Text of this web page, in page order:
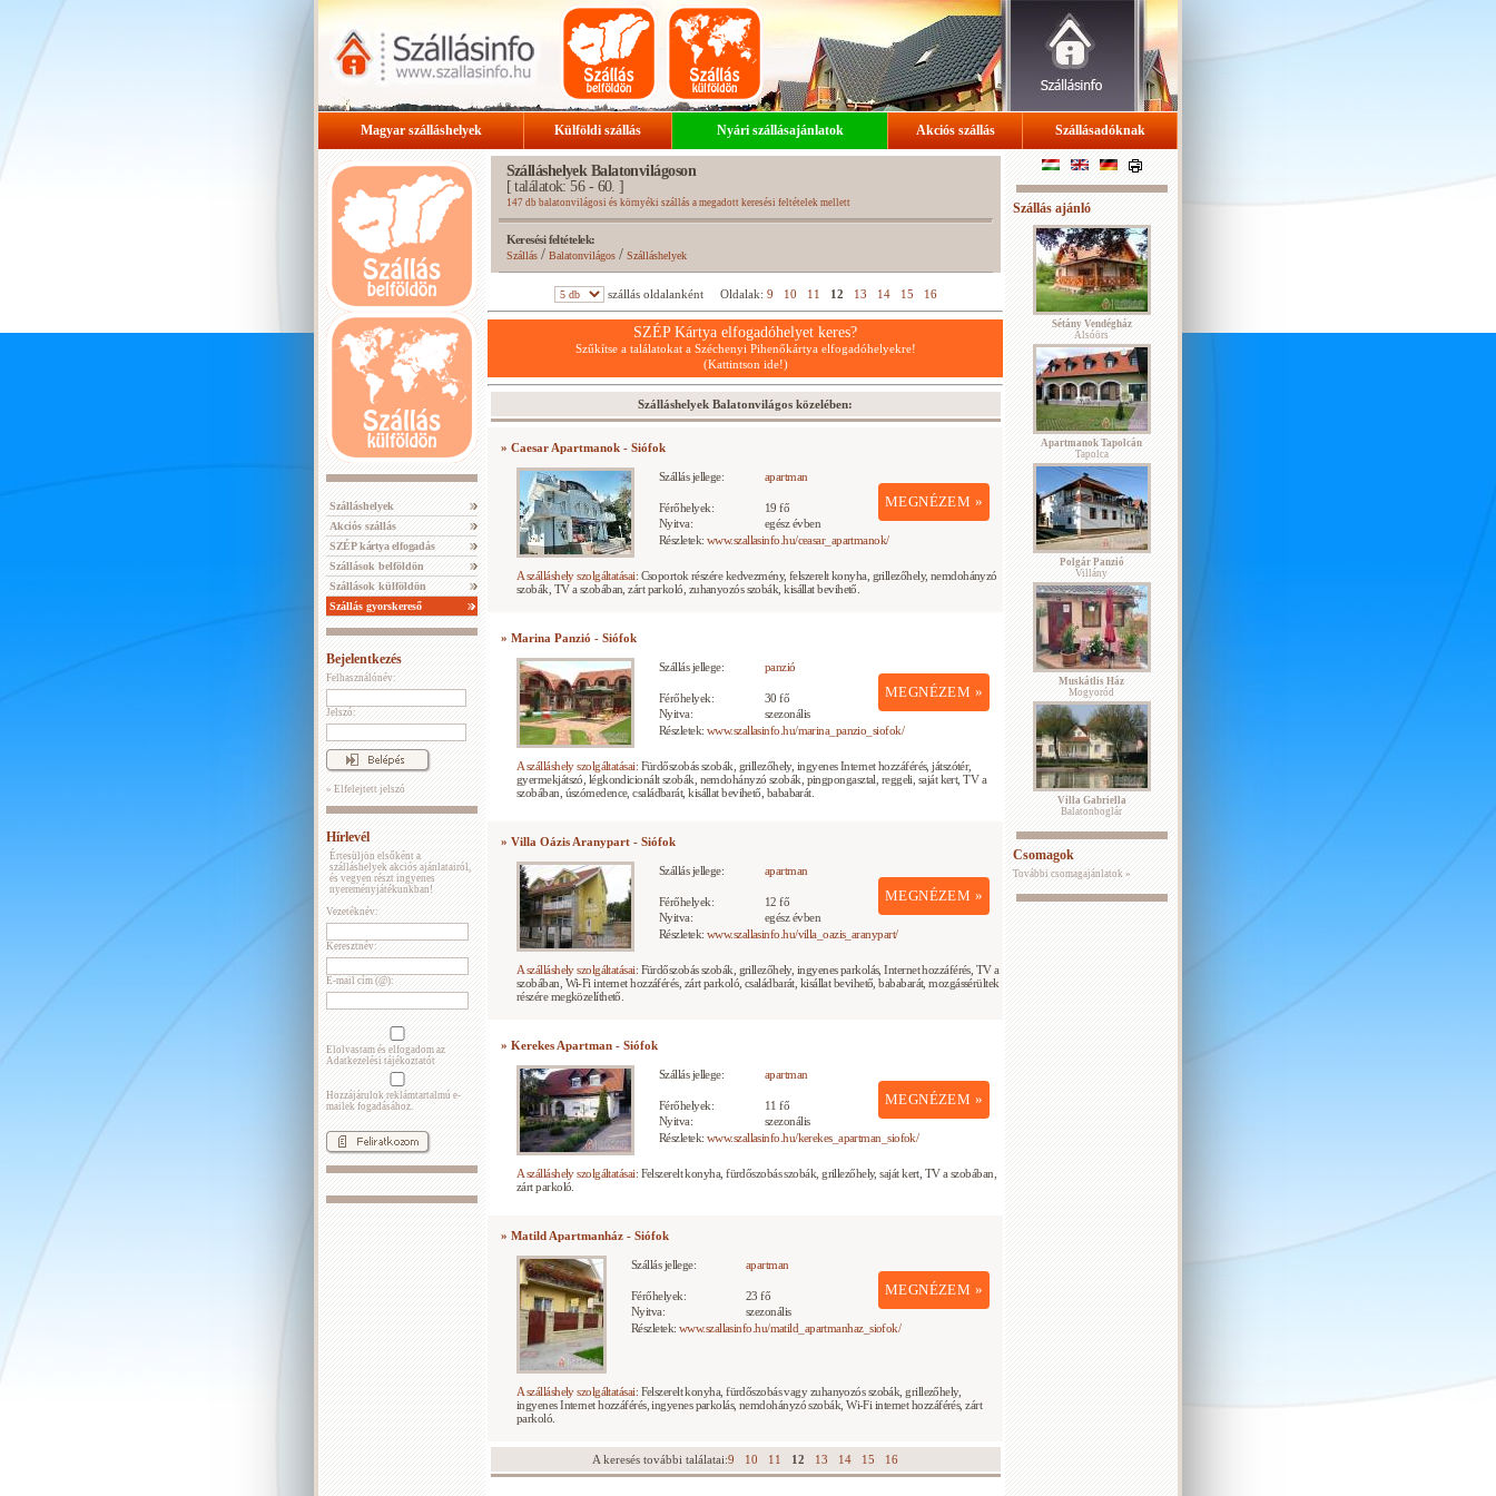
Magyar szálláshelyek Külföldi szállás Nyári szállásajánlatok Akciós szállás Szállásadóknak
Szálláshelyek
Akciós szállás
SZÉP kártya elfogadás
Szállások belföldön
Szállások külföldön
Szállás gyorskereső
Bejelentkezés
Felhasználónév:
Jelszó:
» Elfelejtett jelszó
Hírlevél
Értesüljön elsőként a
szálláshelyek akciós ajánlatairól,
és vegyen részt ingyenes
nyereményjátékunkban!
Vezetéknév:
Keresztnév:
E-mail cím (@):
Elolvastam és elfogadom az
Adatkezelési tájékoztatót
Hozzájárulok reklámtartalmú e-
mailek fogadásához.
Szálláshelyek Balatonvilágoson
[ találatok: 56 - 60. ]
147 db balatonvilágosi és környéki szállás a megadott keresési feltételek mellett
Keresési feltételek:
Szállás/ Balatonvilágos/Szálláshelyek
szállás oldalanként Oldalak: 9 10 11 12 13 14 15 16
SZÉP Kártya elfogadóhelyet keres?
Szűkítse a találatokat a Széchenyi Pihenőkártya elfogadóhelyekre!
(Kattintson ide!)
Szálláshelyek Balatonvilágos közelében:
» Caesar Apartmanok - Siófok
Szállás jellege: apartman
MEGNÉZEM »
Férőhelyek:
19 fő
Nyitva:
egész évben
Részletek: www.szallasinfo.hu/ceasar_apartmanok/
A szálláshely szolgáltatásai: Csoportok részére kedvezmény, felszerelt konyha, grillezőhely, nemdohányzó
szobák, TV a szobában, zárt parkoló, zuhanyozós szobák, kisállat bevihető.
» Marina Panzió - Siófok
Szállás jellege: panzió
MEGNÉZEM »
Férőhelyek:
30 fő
Nyitva:
szezonális
Részletek: www.szallasinfo.hu/marina_panzio_siofok/
A szálláshely szolgáltatásai: Fürdőszobás szobák, grillezőhely, ingyenes Internet hozzáférés, játszótér,
gyermekjátszó, légkondicionált szobák, nemdohányzó szobák, pingpongasztal, reggeli, saját kert, TV a
szobában, úszómedence, családbarát, kisállat bevihető, bababarát.
» Villa Oázis Aranypart - Siófok
Szállás jellege: apartman
MEGNÉZEM »
Férőhelyek:
12 fő
Nyitva:
egész évben
Részletek: www.szallasinfo.hu/villa_oazis_aranypart/
A szálláshely szolgáltatásai: Fürdőszobás szobák, grillezőhely, ingyenes parkolás, Internet hozzáférés, TV a
szobában, Wi-Fi internet hozzáférés, zárt parkoló, családbarát, kisállat bevihető, bababarát, mozgássérültek
részére megközelíthető.
» Kerekes Apartman - Siófok
Szállás jellege: apartman
MEGNÉZEM »
Férőhelyek:
11 fő
Nyitva:
szezonális
Részletek: www.szallasinfo.hu/kerekes_apartman_siofok/
A szálláshely szolgáltatásai: Felszerelt konyha, fürdőszobás szobák, grillezőhely, saját kert, TV a szobában,
zárt parkoló.
» Matild Apartmanház - Siófok
Szállás jellege: apartman
MEGNÉZEM »
Férőhelyek:
23 fő
Nyitva:
szezonális
Részletek: www.szallasinfo.hu/matild_apartmanhaz_siofok/
A szálláshely szolgáltatásai: Felszerelt konyha, fürdőszobás vagy zuhanyozós szobák, grillezőhely,
ingyenes Internet hozzáférés, ingyenes parkolás, nemdohányzó szobák, Wi-Fi internet hozzáférés, zárt
parkoló.
A keresés további találatai:9 10 11 12 13 14 15 16
Szállás ajánló
Sétány Vendégház
Alsóörs
Apartmanok Tapolcán
Tapolca
Polgár Panzió
Villány
Muskátlis Ház
Mogyoród
Villa Gabriella
Balatonboglár
Csomagok
További csomagajánlatok »